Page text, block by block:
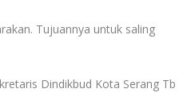
Tujuannya untuk saling
Dindikbud Kota Serang Tb